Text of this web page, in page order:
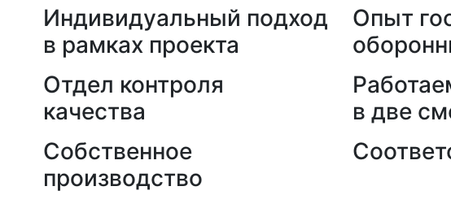
Индивидуальный подход
в рамках проекта
Опыт
Отдел контроля
качества
в две
Собственное
производство